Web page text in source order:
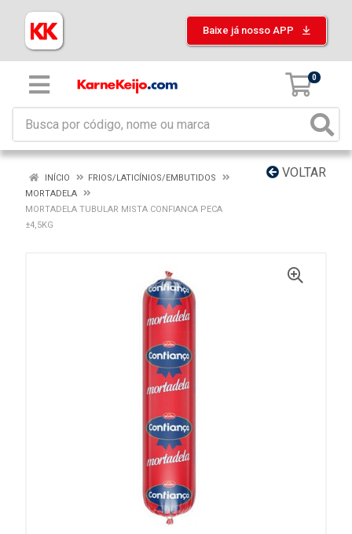
Baixe já nosso APP
0
VOLTAR
INÍCIO
FRIOS/LATICÍNIOS/EMBUTIDOS
MORTADELA
MORTADELA TUBULAR MISTA CONFIANCA PECA
±4,5KG